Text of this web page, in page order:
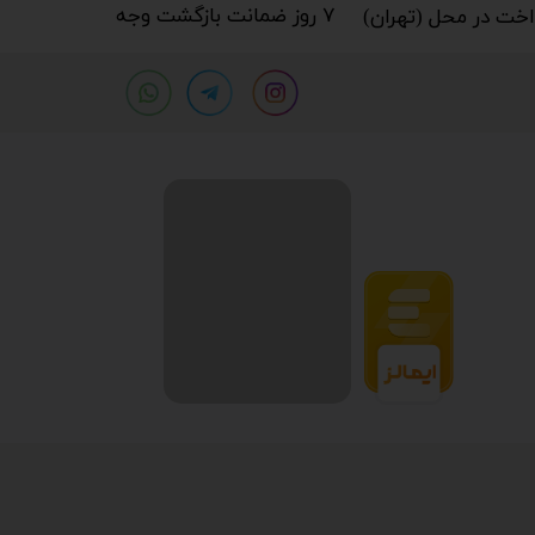
۷ روز ضمانت بازگشت وجه​​​​​​​ در محل (تهران)​​​​​​​